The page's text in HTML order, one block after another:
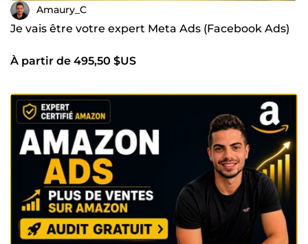
Amaury_C
Je vais être votre expert Meta Ads (Facebook Ads)
À partir de 495,50 $US